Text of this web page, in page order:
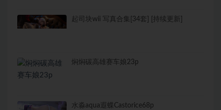
起司块wii 写真合集[34套] [持续更新]
焖焖碳高雄赛车娘23p
水淼aqua遐蝶Castorice68p